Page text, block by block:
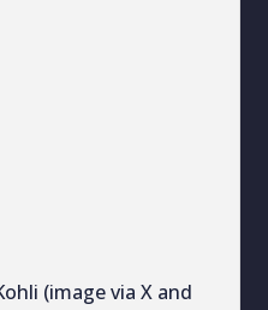
(image via X and